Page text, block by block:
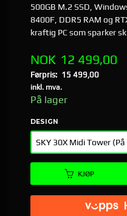
500GB M.2 SSD,
8400F, DDR5 RAM og
kraftig PC som sparker
Tilbud
NOK 12 499,00
Førpris: 15 499,00
Rabatt
inkl. mva.
På lager
DESIGN
KJØP